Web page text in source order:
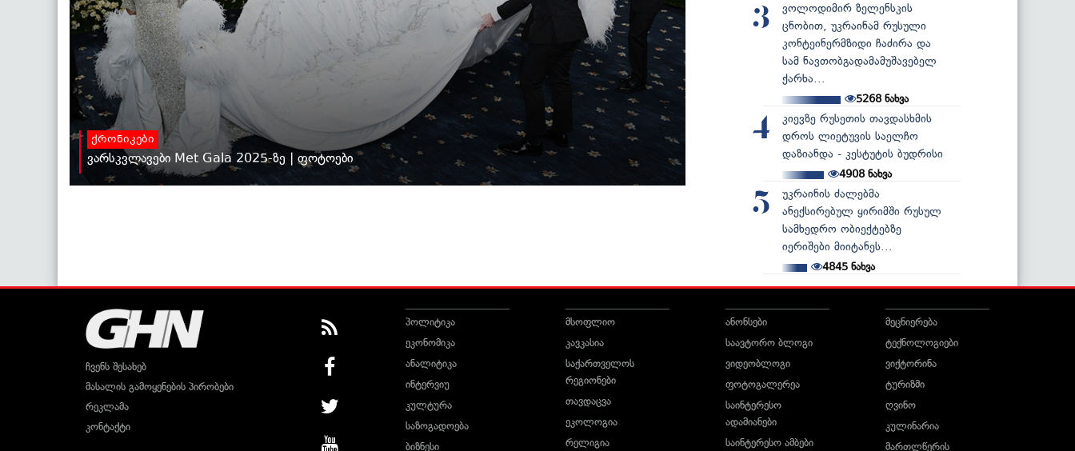
ქრონიკები
ვარსკვლავები Met Gala 2025-ზე | ფოტოები
3
ვოლოდიმირ ზელენსკის
ცნობით, უკრაინამ რუსული
კონტეინერმზიდი ჩაძირა და
სამ ნავთობგადამამუშავებელ
ქარხა...
5268ნახვა
4
კიევზე რუსეთის თავდასხმის
დროს ლიეტუვის საელჩო
დაზიანდა - კესტუტის ბუდრისი
4908ნახვა
5
უკრაინის ძალებმა
ანექსირებულ ყირიმში რუსულ
სამხედრო ობიექტებზე
იერიშები მიიტანეს...
4845 ნახვა
ჩვენს შესახებ
მასალის გამოყენების პირობები
რეკლამა
კონტაქტი
პოლიტიკა
ეკონომიკა
ანალიტიკა
ინტერვიუ
კულტურა
საზოგადოება
ბიზნესი
მსოფლიო
კავკასია
საქართველოს
რეგიონები
თავდაცვა
ეკოლოგია
რელიგია
ანონსები
საავტორო ბლოგი
ვიდეობლოგი
ფოტოგალერეა
საინტერესო
ადამიანები
საინტერესო ამბები
მეცნიერება
ტექნოლოგიები
ვიქტორინა
ტურიზმი
ღვინო
კულინარია
მართლწერის